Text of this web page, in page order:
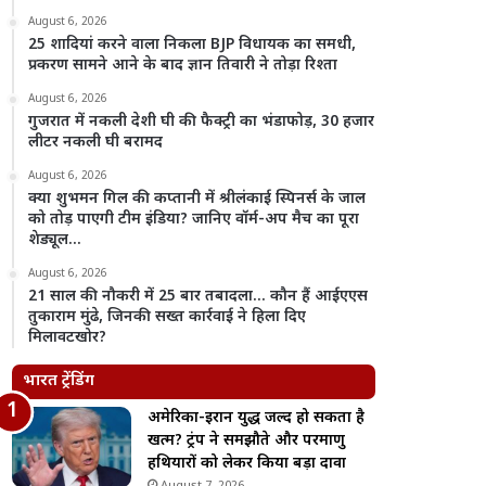
August 6, 2026
25 शादियां करने वाला निकला BJP विधायक का समधी,
प्रकरण सामने आने के बाद ज्ञान तिवारी ने तोड़ा रिश्ता
August 6, 2026
गुजरात में नकली देशी घी की फैक्ट्री का भंडाफोड़, 30 हजार
लीटर नकली घी बरामद
August 6, 2026
क्या शुभमन गिल की कप्तानी में श्रीलंकाई स्पिनर्स के जाल
को तोड़ पाएगी टीम इंडिया? जानिए वॉर्म-अप मैच का पूरा
शेड्यूल…
August 6, 2026
21 साल की नौकरी में 25 बार तबादला… कौन हैं आईएएस
तुकाराम मुंढे, जिनकी सख्त कार्रवाई ने हिला दिए
मिलावटखोर?
भारत ट्रेंडिंग
अमेरिका-ईरान युद्ध जल्द हो सकता है
खत्म? ट्रंप ने समझौते और परमाणु
हथियारों को लेकर किया बड़ा दावा